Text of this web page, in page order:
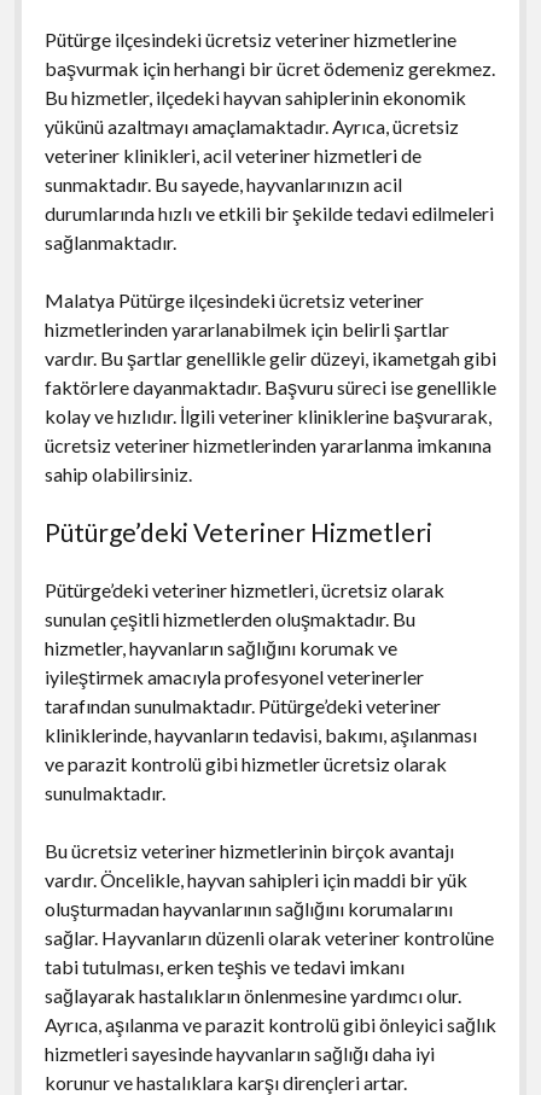
Pütürge ilçesindeki ücretsiz veteriner hizmetlerine
başvurmak için herhangi bir ücret ödemeniz gerekmez.
Bu hizmetler, ilçedeki hayvan sahiplerinin ekonomik
yükünü azaltmayı amaçlamaktadır. Ayrıca, ücretsiz
veteriner klinikleri, acil veteriner hizmetleri de
sunmaktadır. Bu sayede, hayvanlarınızın acil
durumlarında hızlı ve etkili bir şekilde tedavi edilmeleri
sağlanmaktadır.
Malatya Pütürge ilçesindeki ücretsiz veteriner
hizmetlerinden yararlanabilmek için belirli şartlar
vardır. Bu şartlar genellikle gelir düzeyi, ikametgah gibi
faktörlere dayanmaktadır. Başvuru süreci ise genellikle
kolay ve hızlıdır. İlgili veteriner kliniklerine başvurarak,
ücretsiz veteriner hizmetlerinden yararlanma imkanına
sahip olabilirsiniz.
Pütürge’deki Veteriner Hizmetleri
Pütürge’deki veteriner hizmetleri, ücretsiz olarak
sunulan çeşitli hizmetlerden oluşmaktadır. Bu
hizmetler, hayvanların sağlığını korumak ve
iyileştirmek amacıyla profesyonel veterinerler
tarafından sunulmaktadır. Pütürge’deki veteriner
kliniklerinde, hayvanların tedavisi, bakımı, aşılanması
ve parazit kontrolü gibi hizmetler ücretsiz olarak
sunulmaktadır.
Bu ücretsiz veteriner hizmetlerinin birçok avantajı
vardır. Öncelikle, hayvan sahipleri için maddi bir yük
oluşturmadan hayvanlarının sağlığını korumalarını
sağlar. Hayvanların düzenli olarak veteriner kontrolüne
tabi tutulması, erken teşhis ve tedavi imkanı
sağlayarak hastalıkların önlenmesine yardımcı olur.
Ayrıca, aşılanma ve parazit kontrolü gibi önleyici sağlık
hizmetleri sayesinde hayvanların sağlığı daha iyi
korunur ve hastalıklara karşı dirençleri artar.